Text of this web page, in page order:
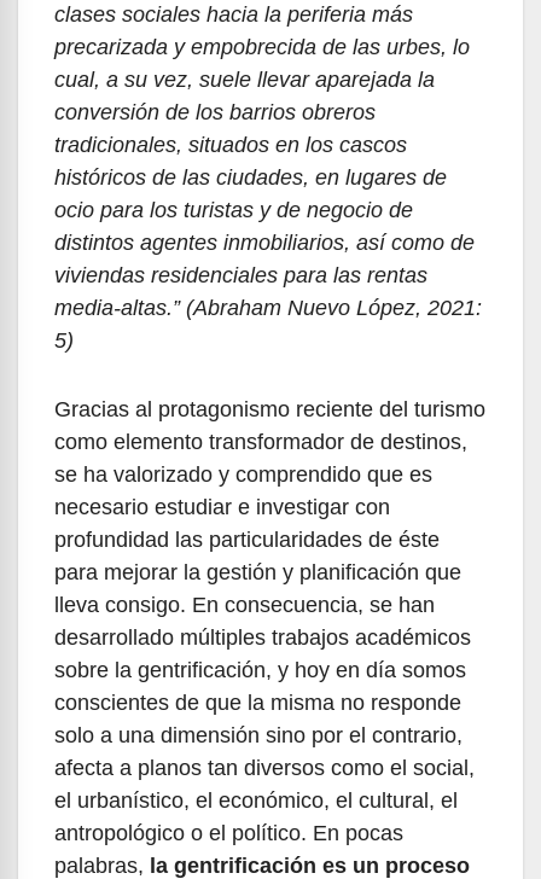
clases sociales hacia la periferia más
precarizada y empobrecida de las urbes, lo
cual, a su vez, suele llevar aparejada la
conversión de los barrios obreros
tradicionales, situados en los cascos
históricos de las ciudades, en lugares de
ocio para los turistas y de negocio de
distintos agentes inmobiliarios, así como de
viviendas residenciales para las rentas
media-altas.” (Abraham Nuevo López, 2021:
5)
Gracias al protagonismo reciente del turismo
como elemento transformador de destinos,
se ha valorizado y comprendido que es
necesario estudiar e investigar con
profundidad las particularidades de éste
para mejorar la gestión y planificación que
lleva consigo. En consecuencia, se han
desarrollado múltiples trabajos académicos
sobre la gentrificación, y hoy en día somos
conscientes de que la misma no responde
solo a una dimensión sino por el contrario,
afecta a planos tan diversos como el social,
el urbanístico, el económico, el cultural, el
antropológico o el político. En pocas
palabras, la gentrificación es un proceso